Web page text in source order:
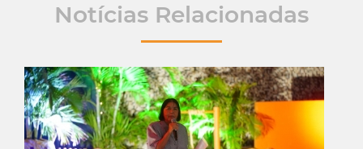
Notícias Relacionadas